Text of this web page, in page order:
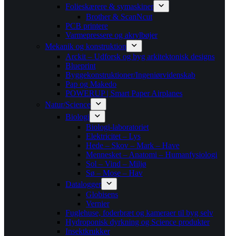
Folieskærere & symaskiner
Brother & ScanNcut
PCB printere
Varmepressere og akrylbøjer
Mekanik og konstruktion
Arckit – Udforsk og byg arkitektonisk designs
Blueprint
Byggekonstruktioner/Ingeniørvidenskab
Pap og Makedo
POWERUP | Smart Paper Airplanes
Natur/Science
Biologi
Biologi-laboratoriet
Elektricitet – Lys
Hede – Skov – Mark – Have
Mennesket – Anatomi – Humanfysiologi
Sol – Vind – Miljø
Sø – Mose – Hav
Datalogger
Globisens
Vernier
Fuglehuse, foderbræt og kameraer til byg selv
Hydroponisk dyrkning og Science produkter
Insektkrukker